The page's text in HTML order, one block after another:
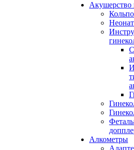
Акушерство
Алкометры